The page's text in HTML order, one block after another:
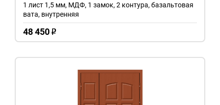
48 450 o
1 лист 1,5 мм, МДФ, 1 замок, 2 контура, базальтовая
вата, внутренняя